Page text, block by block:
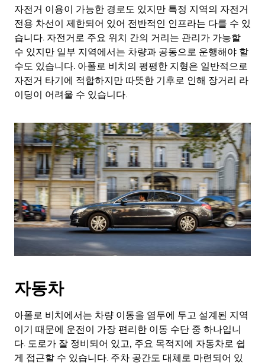
자전거 이용이 가능한 경로도 있지만 특정 지역의 자전거
전용 차선이 제한되어 있어 전반적인 인프라는 다를 수 있
습니다. 자전거로 주요 위치 간의 거리는 관리가 가능할
수 있지만 일부 지역에서는 차량과 공동으로 운행해야 할
수도 있습니다. 아폴로 비치의 평평한 지형은 일반적으로
자전거 타기에 적합하지만 따뜻한 기후로 인해 장거리 라
이딩이 어려울 수 있습니다.
자동차
아폴로 비치에서는 차량 이동을 염두에 두고 설계된 지역
이기 때문에 운전이 가장 편리한 이동 수단 중 하나입니
다. 도로가 잘 정비되어 있고, 주요 목적지에 자동차로 쉽
게 접근할 수 있습니다. 주차 공간도 대체로 마련되어 있